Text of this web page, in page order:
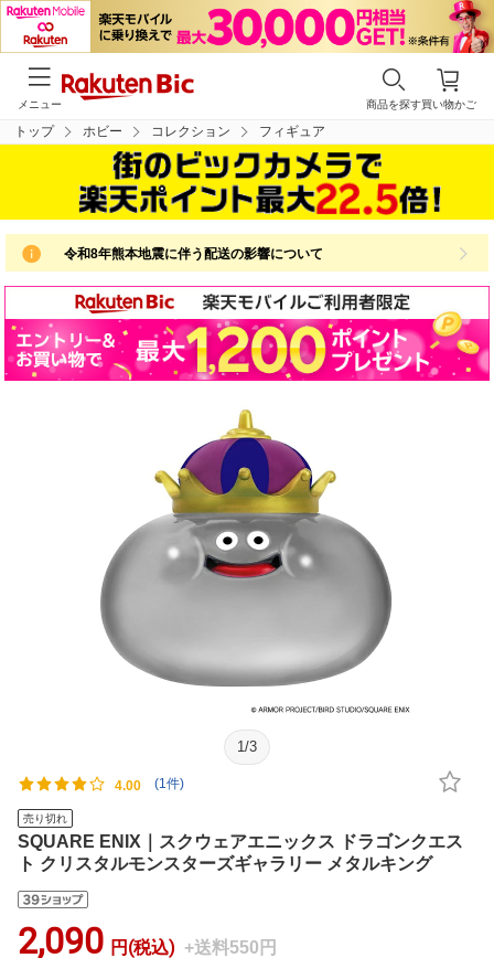
買い物かご
商品を探す
メニュー
トップ ホビー コレクション フィギュア
令和8年熊本地震に伴う配送の影響について
1 /3
4.00 (1件)
売り切れ
SQUARE ENIX｜スクウェアエニックス ドラゴンクエス
ト クリスタルモンスターズギャラリー メタルキング
2,090 円(税込) +送料550円